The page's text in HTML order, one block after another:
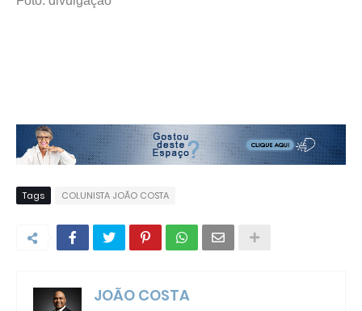
Tags COLUNISTA JOÃO COSTA
JOÃO COSTA